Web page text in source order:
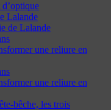
Lalande
de Lalande
une reliure en
une reliure en
bêche, les trois